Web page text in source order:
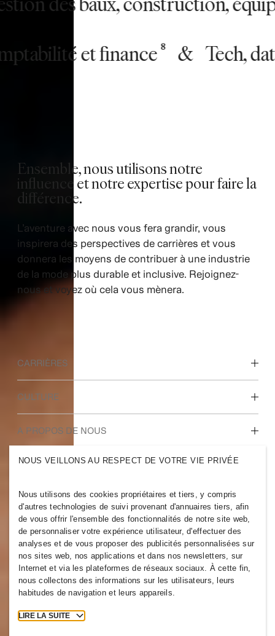
et finance
& Tech, data
Ensemble, nous utilisons notre
influence et notre expertise pour faire la
différence.
L’aventure avec nous vous fera grandir, vous
inspirera des perspectives de carrières et vous
donnera les moyens de contribuer à une industrie
de la mode plus durable et inclusive. Rejoignez-
nous et voyez où cela vous mènera.
CARRIÈRES
Nos métiers
CULTURE
Notre culture, nos valeurs et nos avantages
A PROPOS DE NOUS
Qui sommes-nous ?
Durable
Inclusion et diversité
H&M GROUPE
Nous connaître
BELGIUM
Newsroom Mentions légales
Cookies
NOUS VEILLONS AU RESPECT DE VOTRE VIE PRIVÉE
Nous utilisons des cookies propriétaires et tiers, y compris
d'autres technologies de suivi provenant d'annuaires tiers, afin
de vous offrir l'ensemble des fonctionnalités de notre site web,
de personnaliser votre expérience utilisateur, d'effectuer des
analyses et de vous proposer des publicités personnalisées sur
nos sites web, nos applications et dans nos newsletters, sur
Internet et via les plateformes de réseaux sociaux. À cette fin,
nous collectons des informations sur les utilisateurs, leurs
habitudes de navigation et leurs appareils.
LIRE LA SUITE